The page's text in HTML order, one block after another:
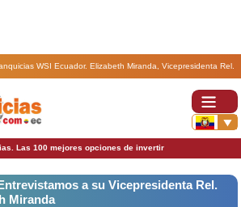
WSI Ecuador. Elizabeth Miranda, Vicepresidenta Rel.
Las 100 mejores opciones de invertir
a su Vicepresidenta Rel.
Miranda